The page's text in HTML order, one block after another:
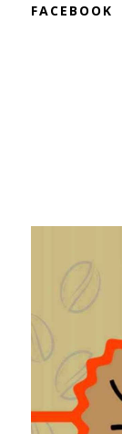
FACEBOOK